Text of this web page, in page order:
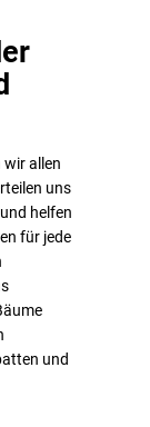
allen
uns
helfen
für jede
und